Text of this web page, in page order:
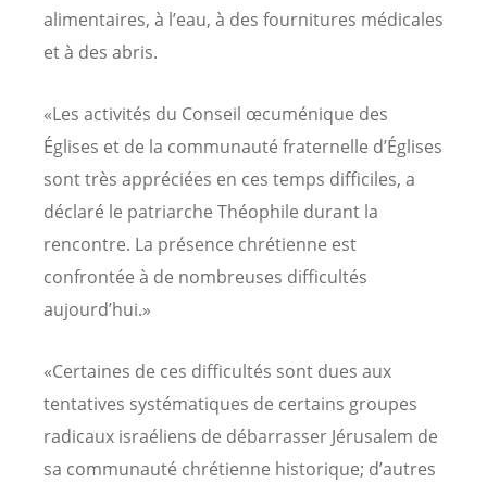
alimentaires, à l’eau, à des fournitures médicales
et à des abris.
«Les activités du Conseil œcuménique des
Églises et de la communauté fraternelle d’Églises
sont très appréciées en ces temps difficiles, a
déclaré le patriarche Théophile durant la
rencontre. La présence chrétienne est
confrontée à de nombreuses difficultés
aujourd’hui.»
«Certaines de ces difficultés sont dues aux
tentatives systématiques de certains groupes
radicaux israéliens de débarrasser Jérusalem de
sa communauté chrétienne historique; d’autres